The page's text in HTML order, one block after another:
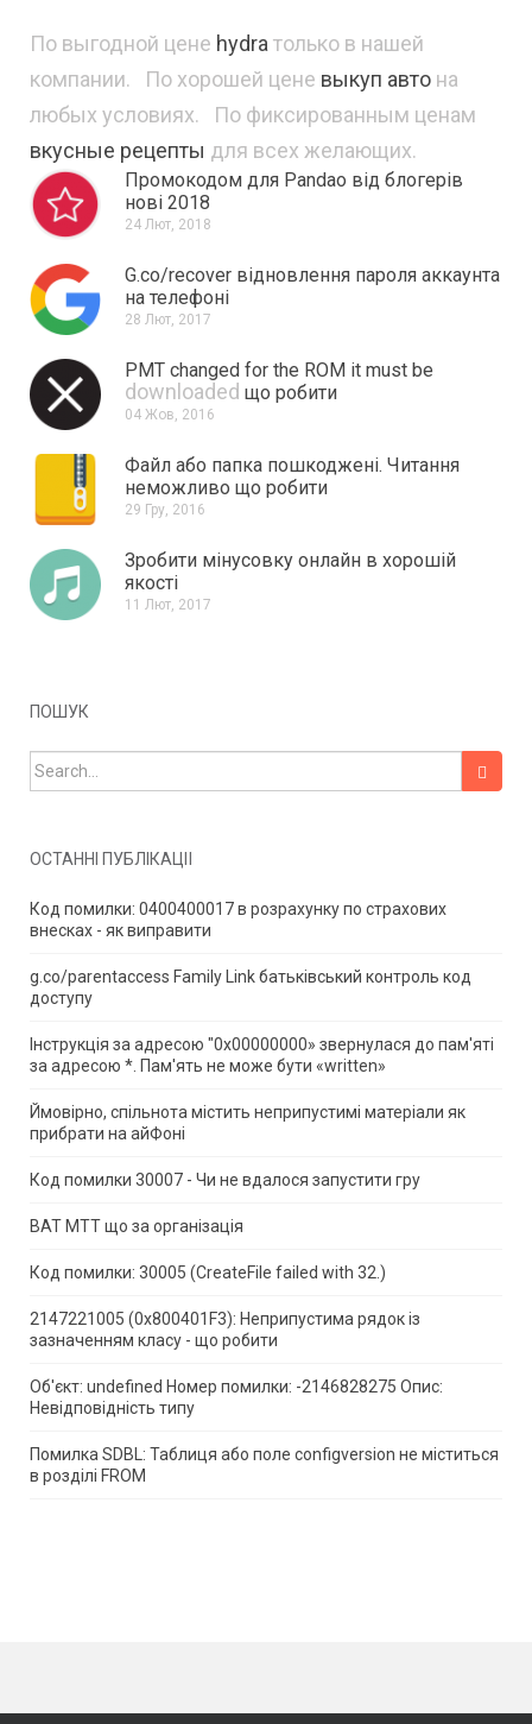
По выгодной цене hydra только в нашей
компании. По хорошей цене выкуп авто на
любых условиях. По фиксированным ценам
вкусные рецепты для всех желающих.
Промокодом для Pandao від блогерів
нові 2018
24 Лют, 2018
G.co/recover відновлення пароля аккаунта
на телефоні
28 Лют, 2017
PMT changed for the ROM it must be
downloaded що робити
04 Жов, 2016
Файл або папка пошкоджені. Читання
неможливо що робити
29 Гру, 2016
Зробити мінусовку онлайн в хорошій
якості
11 Лют, 2017
ПОШУК
Search for:
ОСТАННІ ПУБЛІКАЦІЇ
Код помилки: 0400400017 в розрахунку по страхових
внесках - як виправити
g.co/parentaccess Family Link батьківський контроль код
доступу
Інструкція за адресою "0x00000000» звернулася до пам'яті
за адресою *. Пам'ять не може бути «written»
Ймовірно, спільнота містить неприпустимі матеріали як
прибрати на айФоні
Код помилки 30007 - Чи не вдалося запустити гру
ВАТ МТТ що за організація
Код помилки: 30005 (CreateFile failed with 32.)
2147221005 (0x800401F3): Неприпустима рядок із
зазначенням класу - що робити
Об'єкт: undefined Номер помилки: -2146828275 Опис:
Невідповідність типу
Помилка SDBL: Таблиця або поле configversion не міститься
в розділі FROM